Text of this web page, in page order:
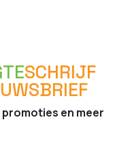
SCHRIJF
en meer